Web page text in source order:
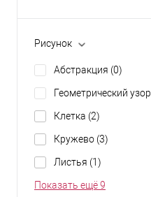
Рисунок
Абстракция (0)
Геометрический узор
Клетка (2)
Кружево (3)
Листья (1)
Показать ещё 9